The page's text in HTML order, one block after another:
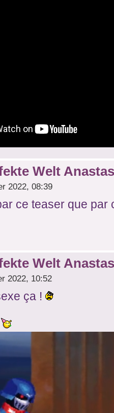
Welt
2022, 08:39
ce teaser que par
Welt
2022, 10:52
ça !